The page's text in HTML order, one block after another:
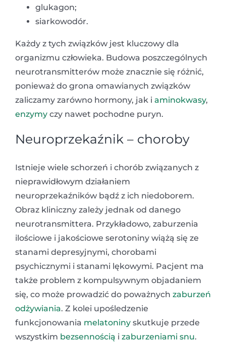
glukagon;
siarkowodór.
Każdy z tych związków jest kluczowy dla
organizmu człowieka. Budowa poszczególnych
neurotransmitterów może znacznie się różnić,
ponieważ do grona omawianych związków
zaliczamy zarówno hormony, jak i aminokwasy,
enzymy czy nawet pochodne puryn.
Neuroprzekaźnik – choroby
Istnieje wiele schorzeń i chorób związanych z
nieprawidłowym działaniem
neuroprzekaźników bądź z ich niedoborem.
Obraz kliniczny zależy jednak od danego
neurotransmittera. Przykładowo, zaburzenia
ilościowe i jakościowe serotoniny wiążą się ze
stanami depresyjnymi, chorobami
psychicznymi i stanami lękowymi. Pacjent ma
także problem z kompulsywnym objadaniem
się, co może prowadzić do poważnych zaburzeń
odżywiania. Z kolei upośledzenie
funkcjonowania melatoniny skutkuje przede
wszystkim bezsennością i zaburzeniami snu.